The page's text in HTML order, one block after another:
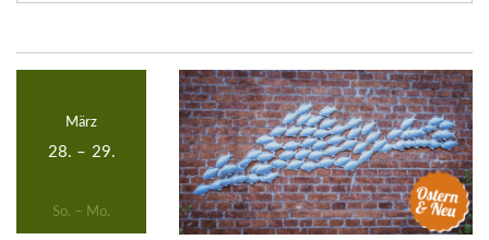
28. – 29.
März
So. – Mo.